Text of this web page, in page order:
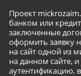
Проект
банком или
заключенные
оформить заявку
на сайт одной из
на данном сайте,
аутентификацию,